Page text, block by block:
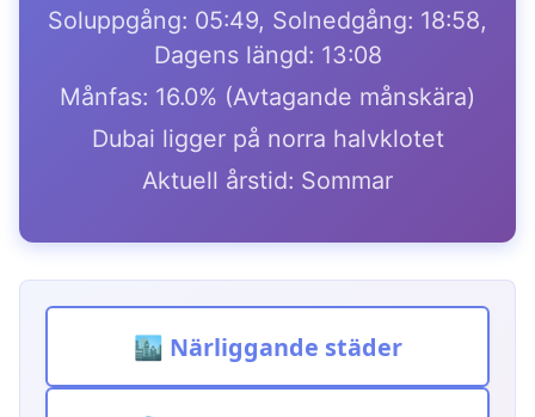
Soluppgång: 05:49, Solnedgång: 18:58,
Dagens längd: 13:08
Månfas: 16.0% (Avtagande månskära)
Dubai ligger på norra halvklotet
Aktuell årstid: Sommar
🏙️ Närliggande städer